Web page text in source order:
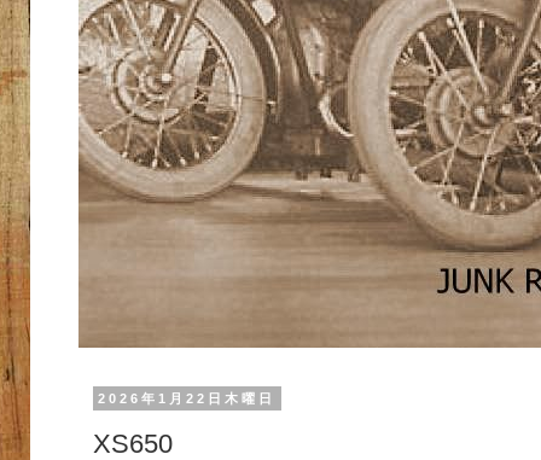
2026年1月22日木曜日
XS650